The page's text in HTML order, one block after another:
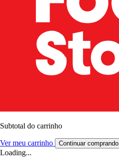
Subtotal do carrinho
Ver meu carrinho Continuar comprando
Loading...